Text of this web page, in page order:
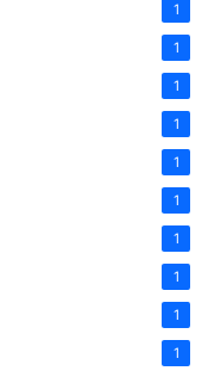
1
1
1
1
1
1
1
1
1
1